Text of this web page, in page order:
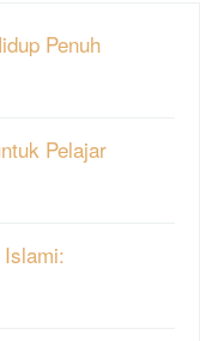
Penuh
Pelajar
Islami: